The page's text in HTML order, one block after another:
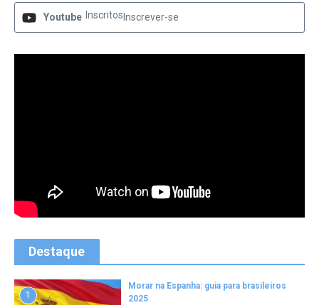
Youtube Inscritos Inscrever-se
Destaque
1
Morar na Espanha: guia para brasileiros
2025